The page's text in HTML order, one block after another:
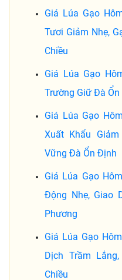
Giá Lúa Gạo
Tươi Giảm Nhẹ,
Chiều
Giá Lúa Gạo
Trường Giữ Đà
Giá Lúa Gạo
Xuất Khẩu
Vững Đà Ổn Định
Giá Lúa Gạo
Động Nhẹ, Giao
Phương
Giá Lúa Gạo
Dịch Trầm
Chiều